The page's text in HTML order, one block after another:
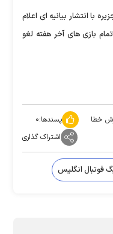
با انتشار بیانیه ای اعلام
بازی های آخر هفته لغو
خطا پسندها:۰
اشتراک گذاری
فوتبال انگلیس